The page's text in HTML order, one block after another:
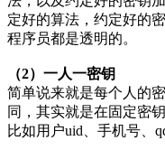
定好的算法，约定好的
程序员都是透明的。
（2）一人一密钥
简单说来就是每个人的
同，其实就是在固定密
比如用户uid、手机号、